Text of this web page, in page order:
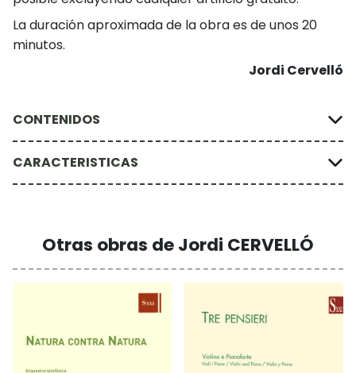
La duración aproximada de la obra es de unos 20
minutos.
Jordi Cervelló
CONTENIDOS
CARACTERISTICAS
Otras obras de Jordi CERVELLÓ